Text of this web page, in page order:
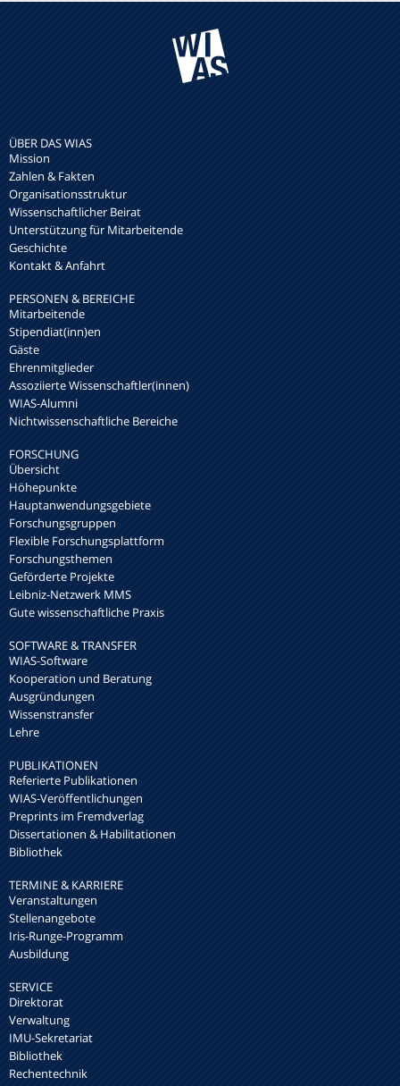
ÜBER DAS WIAS
Mission
Zahlen & Fakten
Organisationsstruktur
Wissenschaftlicher Beirat
Unterstützung für Mitarbeitende
Geschichte
Kontakt & Anfahrt
PERSONEN & BEREICHE
Mitarbeitende
Stipendiat(inn)en
Gäste
Ehrenmitglieder
Assoziierte Wissenschaftler(innen)
WIAS-Alumni
Nichtwissenschaftliche Bereiche
FORSCHUNG
Übersicht
Höhepunkte
Hauptanwendungsgebiete
Forschungsgruppen
Flexible Forschungsplattform
Forschungsthemen
Geförderte Projekte
Leibniz-Netzwerk MMS
Gute wissenschaftliche Praxis
SOFTWARE & TRANSFER
WIAS-Software
Kooperation und Beratung
Ausgründungen
Wissenstransfer
Lehre
PUBLIKATIONEN
Referierte Publikationen
WIAS-Veröffentlichungen
Preprints im Fremdverlag
Dissertationen & Habilitationen
Bibliothek
TERMINE & KARRIERE
Veranstaltungen
Stellenangebote
Iris-Runge-Programm
Ausbildung
SERVICE
Direktorat
Verwaltung
IMU-Sekretariat
Bibliothek
Rechentechnik